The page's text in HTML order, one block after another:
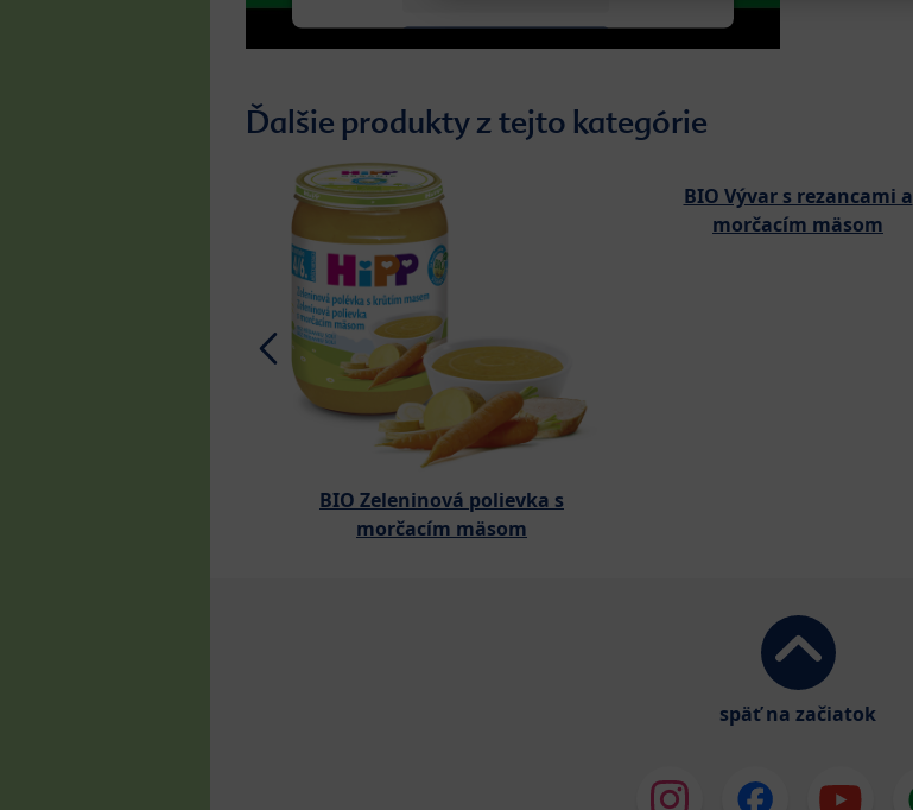
Prijať
Ďalšie produkty z tejto kategórie
BIO Zeleninová polievka s
morčacím mäsom
BIO Vývar s rezancami a
morčacím mäsom
späť na začiatok